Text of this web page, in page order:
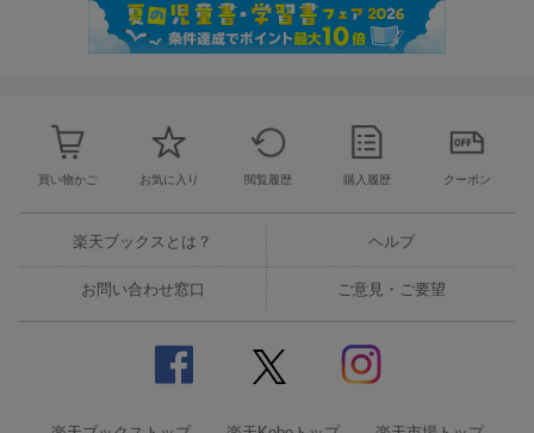
買い物かご お気に入り 閲覧履歴 購入履歴 クーポン
楽天ブックスとは？ ヘルプ
お問い合わせ窓口 ご意見・ご要望